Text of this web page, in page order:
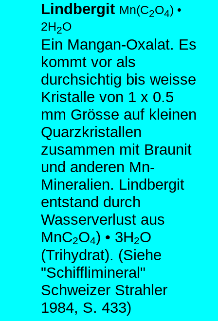
Lindbergit Mn(C2O4) •
2H2O
Ein Mangan-Oxalat. Es
kommt vor als
durchsichtig bis weisse
Kristalle von 1 x 0.5
mm Grösse auf kleinen
Quarzkristallen
zusammen mit Braunit
und anderen Mn-
Mineralien. Lindbergit
entstand durch
Wasserverlust aus
MnC2O4) • 3H2O
(Trihydrat). (Siehe
"Schifflimineral"
Schweizer Strahler
1984, S. 433)